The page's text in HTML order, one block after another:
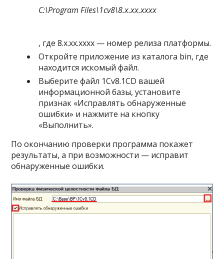
C:\Program Files\1cv8\8.x.xx.xxxx
, где 8.x.xx.xxxx — номер релиза платформы.
Откройте приложение из каталога bin, где
находится искомый файл.
Выберите файл 1Cv8.1CD вашей
информационной базы, установите
признак «Исправлять обнаруженные
ошибки» и нажмите на кнопку
«Выполнить».
По окончанию проверки программа покажет
результаты, а при возможности — исправит
обнаруженные ошибки.